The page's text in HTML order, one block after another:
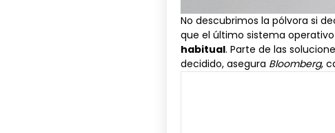
No descubrimos la pólvora si
que el último sistema
habitual. Parte de las
decidido, asegura Bloomberg,